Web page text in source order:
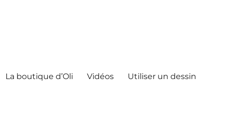
La boutique d’Oli Vidéos Utiliser un dessin